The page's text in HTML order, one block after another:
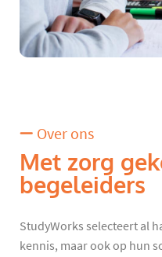
Over ons
Met zorg
begeleiders
StudyWorks selecteert al
kennis, maar ook op hun